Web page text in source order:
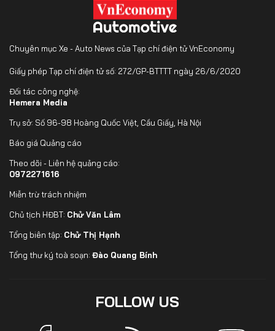
Chuyên mục Xe - Auto News của Tạp chí điện tử VnEconomy
Giấy phép Tạp chí điện tử số: 272/GP-BTTTT ngày 26/6/2020
Đối tác công nghệ:
Hemera Media
Trụ sở: Số 96-98 Hoàng Quốc Việt, Cầu Giấy, Hà Nội
Báo giá Quảng cáo
Theo dõi - Liên hệ quảng cáo:
0972271616
Miễn trừ trách nhiệm
Chủ tịch HĐBT: Chử Văn Lâm
Tổng biên tập: Chử Thị Hạnh
Tổng thư ký toà soạn: Đào Quang Bính
FOLLOW US